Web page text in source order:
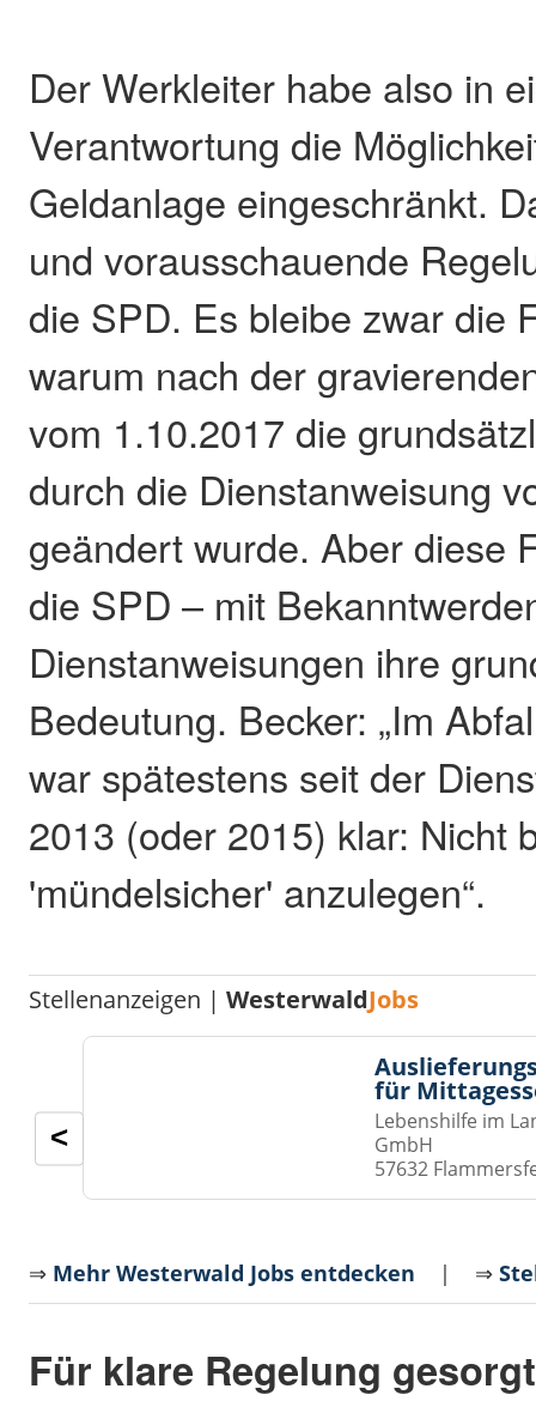
Der Werkleiter habe also in
Verantwortung die
Geldanlage eingeschränkt.
und vorausschauende
die SPD. Es bleibe zwar die
warum nach der
vom 1.10.2017 die
durch die Dienstanweisung
geändert wurde. Aber diese
die SPD – mit
Dienstanweisungen ihre
Bedeutung. Becker: „Im
war spätestens seit der
2013 (oder 2015) klar: Nicht
'mündelsicher' anzulegen“.
Stellenanzeigen |WesterwaldJobs
für
Lebenshilfe im
GmbH
57632
<
⇒ Mehr Westerwald Jobs entdecken | ⇒
Für klare Regelung gesorgt